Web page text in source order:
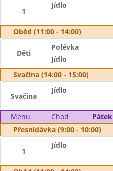
1
Jídlo
Oběd (11:00 - 14:00)
Děti
Polévka
Jídlo
Svačina (14:00 - 15:00)
Svačina
Jídlo
Menu Chod
Přesnídávka (9:00 - 10:00)
1
Jídlo